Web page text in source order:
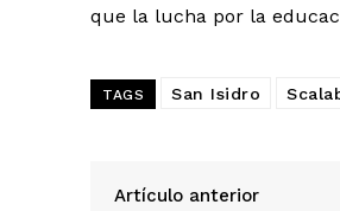
que la lucha por la
TAGS San Isidro
Artículo anterior